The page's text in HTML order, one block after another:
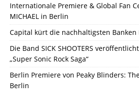
Internationale Premiere & Global Fan
MICHAEL in Berlin
Capital kürt die nachhaltigsten Banken
Die Band SICK SHOOTERS
„Super Sonic Rock Saga“
Berlin Premiere von Peaky Blinders:
Berlin